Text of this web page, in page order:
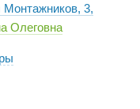
Монтажников, 3,
Олеговна